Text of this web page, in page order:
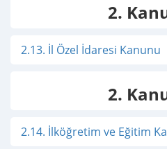
2.
2.13. İl Özel İdaresi Kanunu
2.
2.14. İlköğretim ve Eğitim